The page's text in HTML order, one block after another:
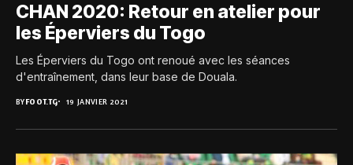
CHAN 2020: Retour en atelier pour
les Éperviers du Togo
Les Éperviers du Togo ont renoué avec les séances
d'entraînement, dans leur base de Douala.
BYFOOT.TG 19 JANVIER 2021